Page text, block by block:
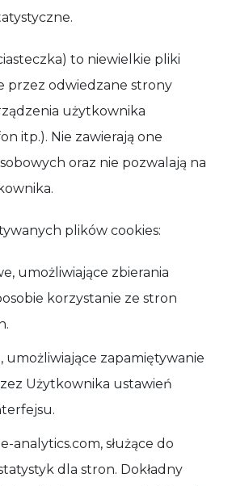
to niewielkie pliki
przez odwiedzane strony
użytkownika
itp.). Nie zawierają one
oraz nie pozwalają na
plików cookies:
umożliwiające zbierania
korzystanie ze stron
umożliwiające zapamiętywanie
Użytkownika ustawień
analytics.com, służące do
dla stron. Dokładny